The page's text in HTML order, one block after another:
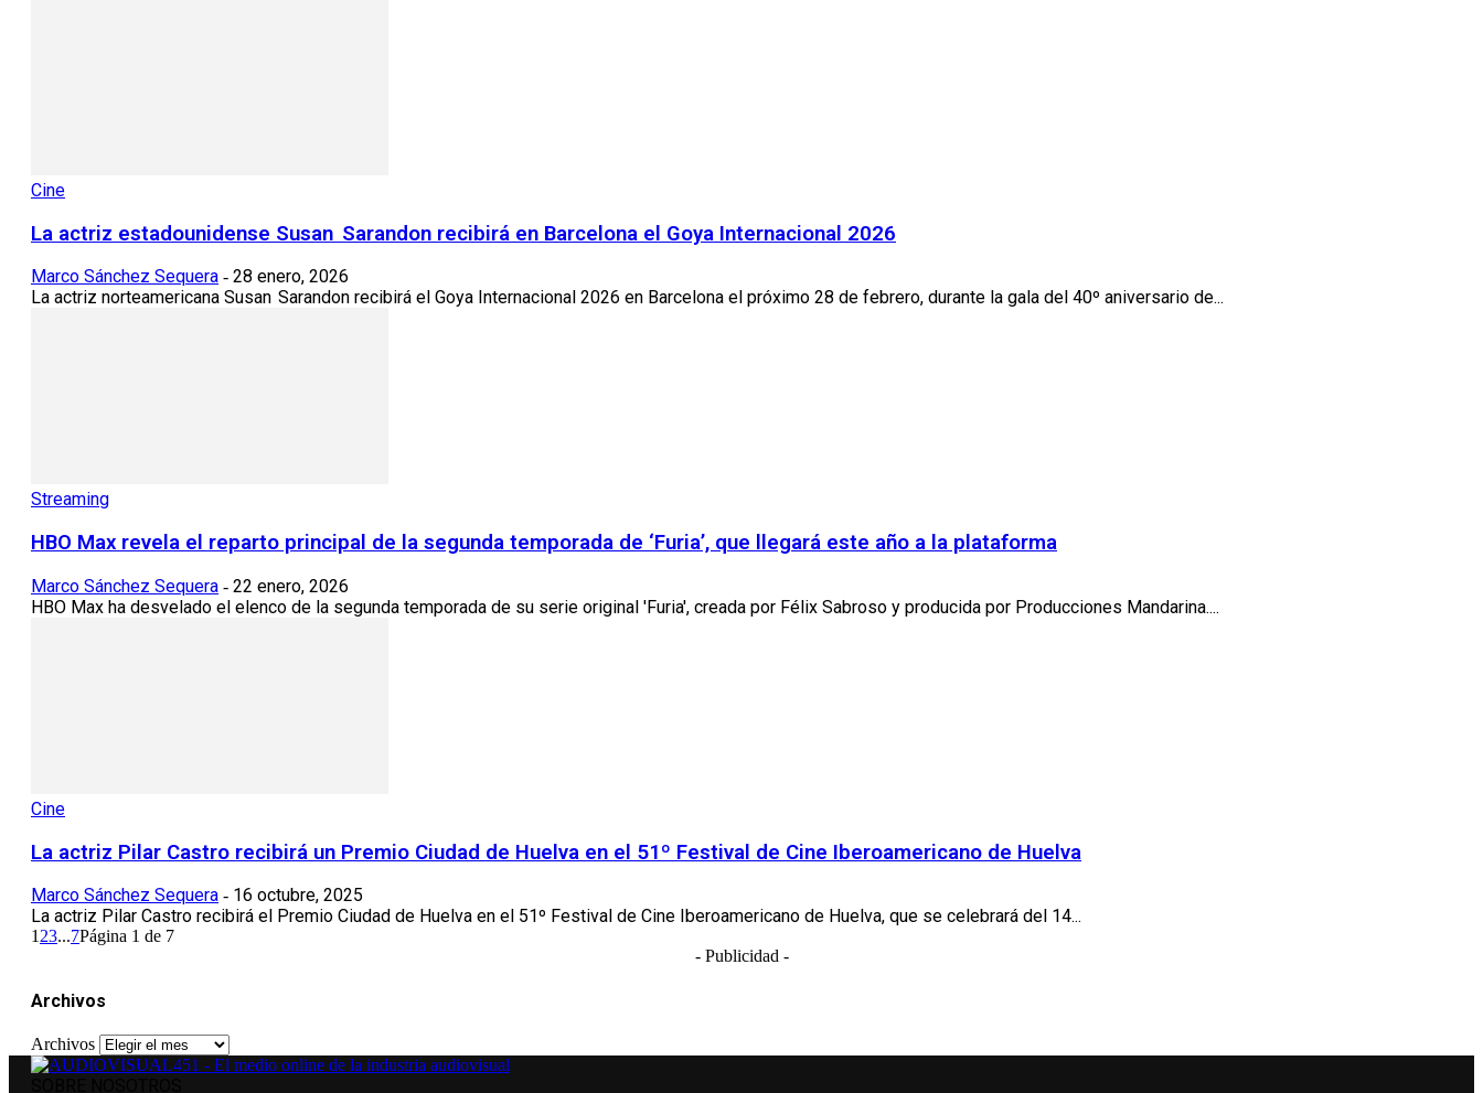
Cine
La actriz estadounidense Susan Sarandon recibirá en Barcelona el Goya Internacional 2026
Marco Sánchez Sequera - 28 enero, 2026
La actriz norteamericana Susan Sarandon recibirá el Goya Internacional 2026 en Barcelona el próximo 28 de febrero, durante la gala del 40º aniversario de...
Streaming
HBO Max revela el reparto principal de la segunda temporada de ‘Furia’, que llegará este año a la plataforma
Marco Sánchez Sequera - 22 enero, 2026
HBO Max ha desvelado el elenco de la segunda temporada de su serie original 'Furia', creada por Félix Sabroso y producida por Producciones Mandarina....
Cine
La actriz Pilar Castro recibirá un Premio Ciudad de Huelva en el 51º Festival de Cine Iberoamericano de Huelva
Marco Sánchez Sequera - 16 octubre, 2025
La actriz Pilar Castro recibirá el Premio Ciudad de Huelva en el 51º Festival de Cine Iberoamericano de Huelva, que se celebrará del 14...
1 23...7Página 1 de 7
- Publicidad -
Archivos
Archivos